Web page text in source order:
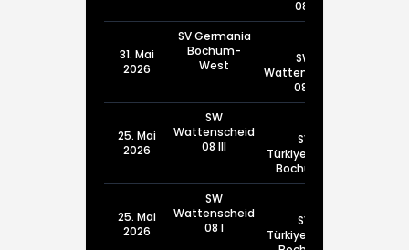
08 I
31. Mai
2026
SV Germania
Bochum-
West
SW
Wattenscheid
08 II
25. Mai
2026
SW
Wattenscheid
08 III
SV
Türkiyemspor
Bochum III
25. Mai
2026
SW
Wattenscheid
08 I
SV
Türkiyemspor